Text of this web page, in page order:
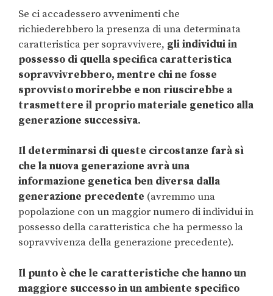
Se ci accadessero avvenimenti che
richiederebbero la presenza di una determinata
caratteristica per sopravvivere, gli individui in
possesso di quella specifica caratteristica
sopravvivrebbero, mentre chi ne fosse
sprovvisto morirebbe e non riuscirebbe a
trasmettere il proprio materiale genetico alla
generazione successiva.
Il determinarsi di queste circostanze farà sì
che la nuova generazione avrà una
informazione genetica ben diversa dalla
generazione precedente (avremmo una
popolazione con un maggior numero di individui in
possesso della caratteristica che ha permesso la
sopravvivenza della generazione precedente).
Il punto è che le caratteristiche che hanno un
maggiore successo in un ambiente specifico